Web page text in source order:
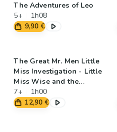
The Adventures of Leo
5+
1h08
9,90 €
The Great Mr. Men Little
Miss Investigation - Little
Miss Wise and the
Strange Case of the
Disappearing Hat
7+
1h00
12,90 €